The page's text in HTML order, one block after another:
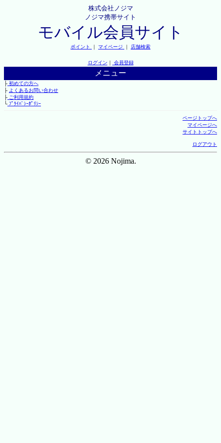
株式会社ノジマ
ノジマ携帯サイト
モバイル会員サイト
ポイント ｜ マイページ ｜ 店舗検索
ログイン ｜ 会員登録
メニュー
├初めての方へ
├ よくあるお問い合わせ
├ご利用規約
└ﾌﾟﾗｲﾊﾞｼｰﾎﾟﾘｼｰ
ページトップへ
マイページへ
サイトトップへ
ログアウト
© 2026 Nojima.